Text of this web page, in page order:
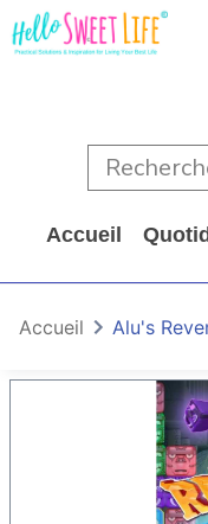
Accueil
Accueil Alu's